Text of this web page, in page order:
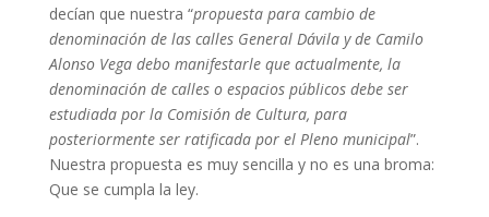
decían que nuestra “propuesta para cambio de
denominación de las calles General Dávila y de Camilo
Alonso Vega debo manifestarle que actualmente, la
denominación de calles o espacios públicos debe ser
estudiada por la Comisión de Cultura, para
posteriormente ser ratificada por el Pleno municipal”.
Nuestra propuesta es muy sencilla y no es una broma:
Que se cumpla la ley.